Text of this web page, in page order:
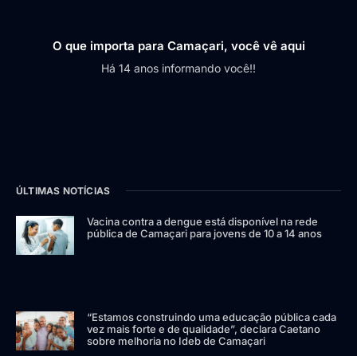
O que importa para Camaçari, você vê aqui
Há 14 anos informando você!!
ÚLTIMAS NOTÍCIAS
Vacina contra a dengue está disponível na rede
pública de Camaçari para jovens de 10 a 14 anos
“Estamos construindo uma educação pública cada
vez mais forte e de qualidade”, declara Caetano
sobre melhoria no Ideb de Camaçari